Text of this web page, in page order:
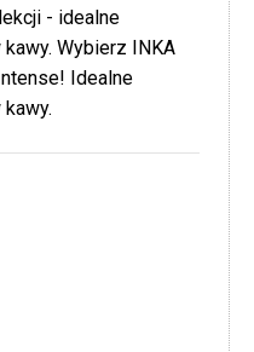
- idealne
Wybierz INKA
Idealne